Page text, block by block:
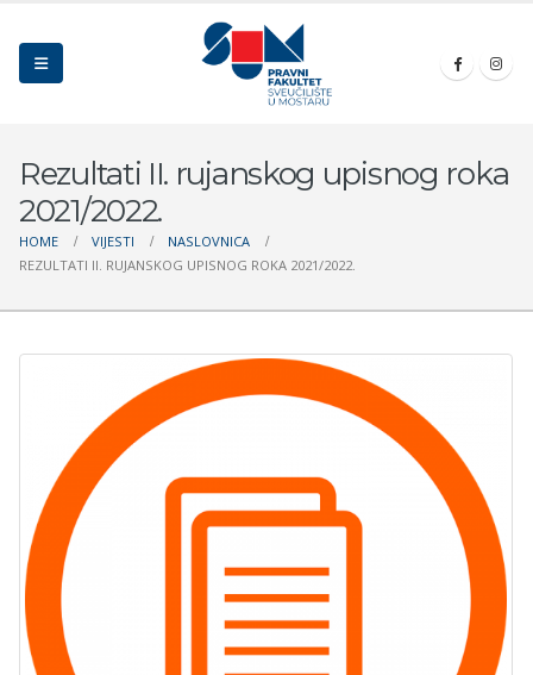
Rezultati II. rujanskog upisnog roka
2021/2022.
HOME VIJESTI
NASLOVNICA
REZULTATI II. RUJANSKOG UPISNOG ROKA 2021/2022.